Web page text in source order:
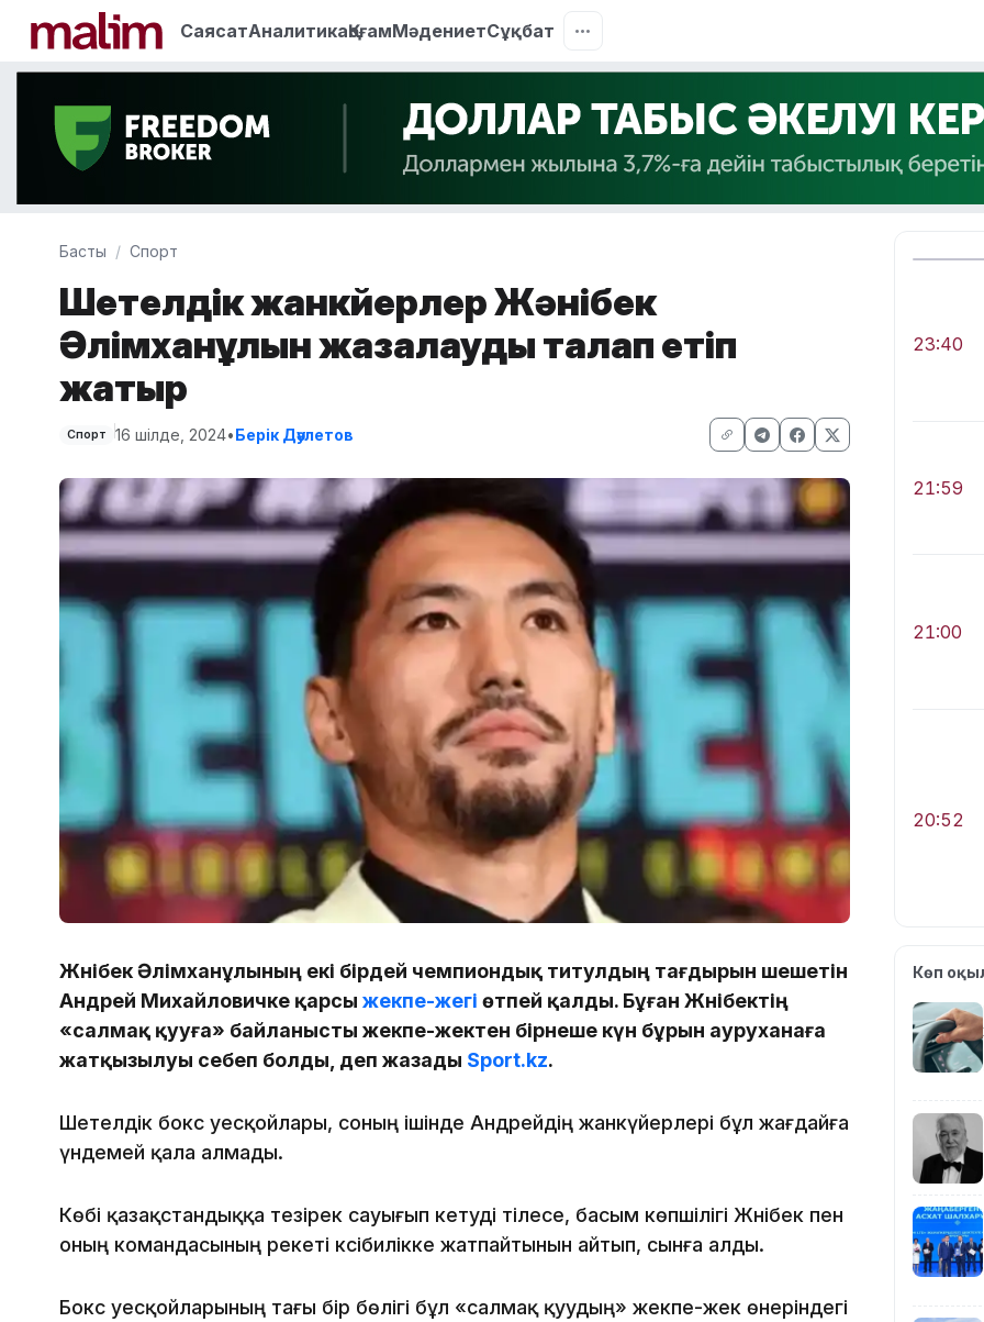
СаясатАналитикаҚоғамМәдениетСұқбат
Басты Спорт
Шетелдік жанкүйерлер Жәнібек
Әлімханұлын жазалауды талап етіп
жатыр
Спорт 16 шілде, 2024•Берік Дәулетов
Жәнібек Әлімханұлының екі бірдей чемпиондық титулдың тағдырын шешетін
Андрей Михайловичке қарсы жекпе-жегі өтпей қалды. Бұған Жәнібектің
«салмақ қууға» байланысты жекпе-жектен бірнеше күн бұрын ауруханаға
жатқызылуы себеп болды, деп жазады Sport.kz.
Шетелдік бокс әуесқойлары, соның ішінде Андрейдің жанкүйерлері бұл жағдайға
үндемей қала алмады.
Көбі қазақстандыққа тезірек сауығып кетуді тілесе, басым көпшілігі Жәнібек пен
оның командасының әрекеті кәсібилікке жатпайтынын айтып, сынға алды.
Бокс әуесқойларының тағы бір бөлігі бұл «салмақ қуудың» жекпе-жек өнеріндегі
23:40
21:59
21:00
20:52
19:39
Көп